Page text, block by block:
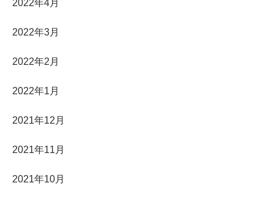
2022年4月
2022年3月
2022年2月
2022年1月
2021年12月
2021年11月
2021年10月